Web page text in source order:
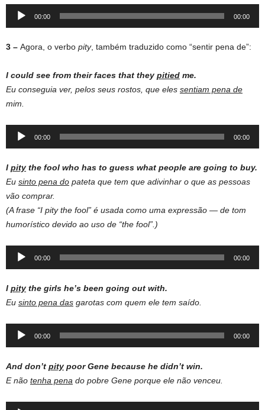
Audio
00:00 00:00
3 – Agora, o verbo pity, também traduzido como “sentir pena de”:
I could see from their faces that they pitied me.
Eu conseguia ver, pelos seus rostos, que eles sentiam pena de
mim.
Audio
00:00 00:00
I pity the fool who has to guess what people are going to buy.
Eu sinto pena do pateta que tem que adivinhar o que as pessoas
vão comprar.
(A frase “I pity the fool” é usada como uma expressão — de tom
humorístico devido ao uso de “the fool”.)
Audio
00:00 00:00
I pity the girls he’s been going out with.
Eu sinto pena das garotas com quem ele tem saído.
Audio
00:00 00:00
And don’t pity poor Gene because he didn’t win.
E não tenha pena do pobre Gene porque ele não venceu.